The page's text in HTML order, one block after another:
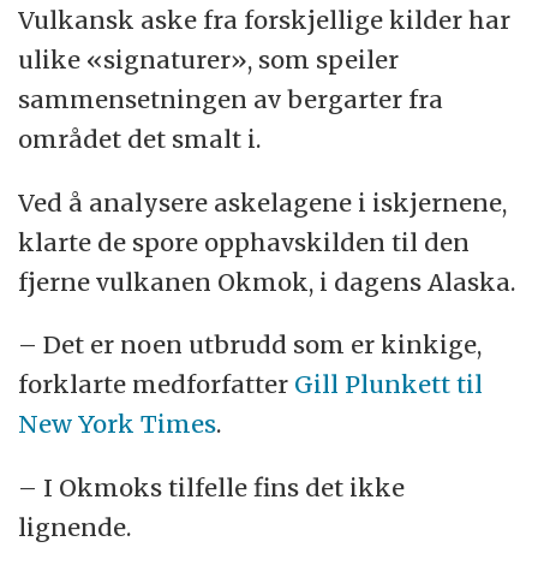
Vulkansk aske fra forskjellige kilder har
ulike «signaturer», som speiler
sammensetningen av bergarter fra
området det smalt i.
Ved å analysere askelagene i iskjernene,
klarte de spore opphavskilden til den
fjerne vulkanen Okmok, i dagens Alaska.
– Det er noen utbrudd som er kinkige,
forklarte medforfatter Gill Plunkett til
New York Times.
– I Okmoks tilfelle fins det ikke
lignende.